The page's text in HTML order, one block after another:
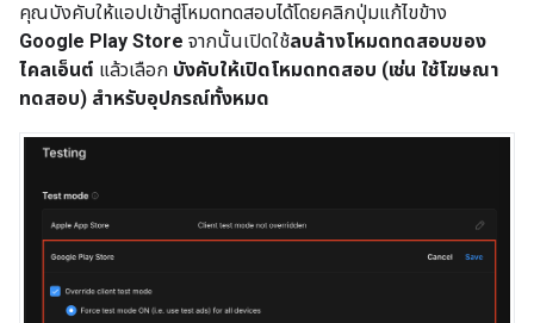
คุณบังคับให้แอปเข้าสู่โหมดทดสอบได้โดยคลิกปุ่มแก้ไขข้าง
Google Play Store จากนั้นเปิดใช้ลบล้างโหมดทดสอบของ
ไคลเอ็นต์ แล้วเลือก บังคับให้เปิดโหมดทดสอบ (เช่น ใช้โฆษณา
ทดสอบ) สำหรับอุปกรณ์ทั้งหมด